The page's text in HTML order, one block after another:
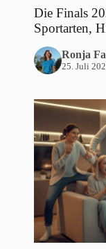
Die Finals
Sportarten,
Ronja
25. Juli